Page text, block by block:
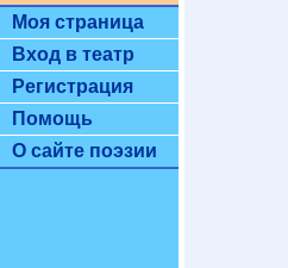
Моя страница
Вход в театр
Регистрация
Помощь
О сайте поэзии